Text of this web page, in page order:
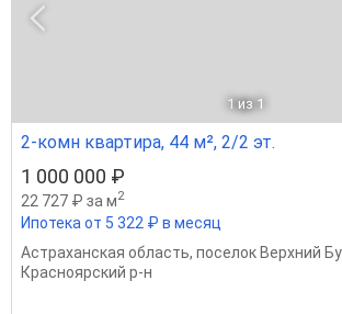
1 из 1
2-комн квартира, 44 м², 2/2 эт.
1 000 000 ₽
22 727 ₽ за м2
Ипотека от 5 322 ₽ в месяц
Астраханская область, поселок Верхний
Красноярский р-н